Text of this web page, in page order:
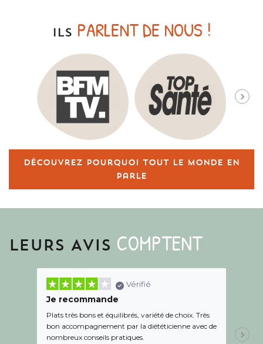
ILS PARLENT DE NOUS !
Découvrez pourquoi tout le monde en
parle
LEURS AVIS COMPTENT
Vérifié
Je recommande
Plats très bons et équilibrés, variété de choix. Très
bon accompagnement par la diététicienne avec de
nombreux conseils pratiques.
de l
aidé